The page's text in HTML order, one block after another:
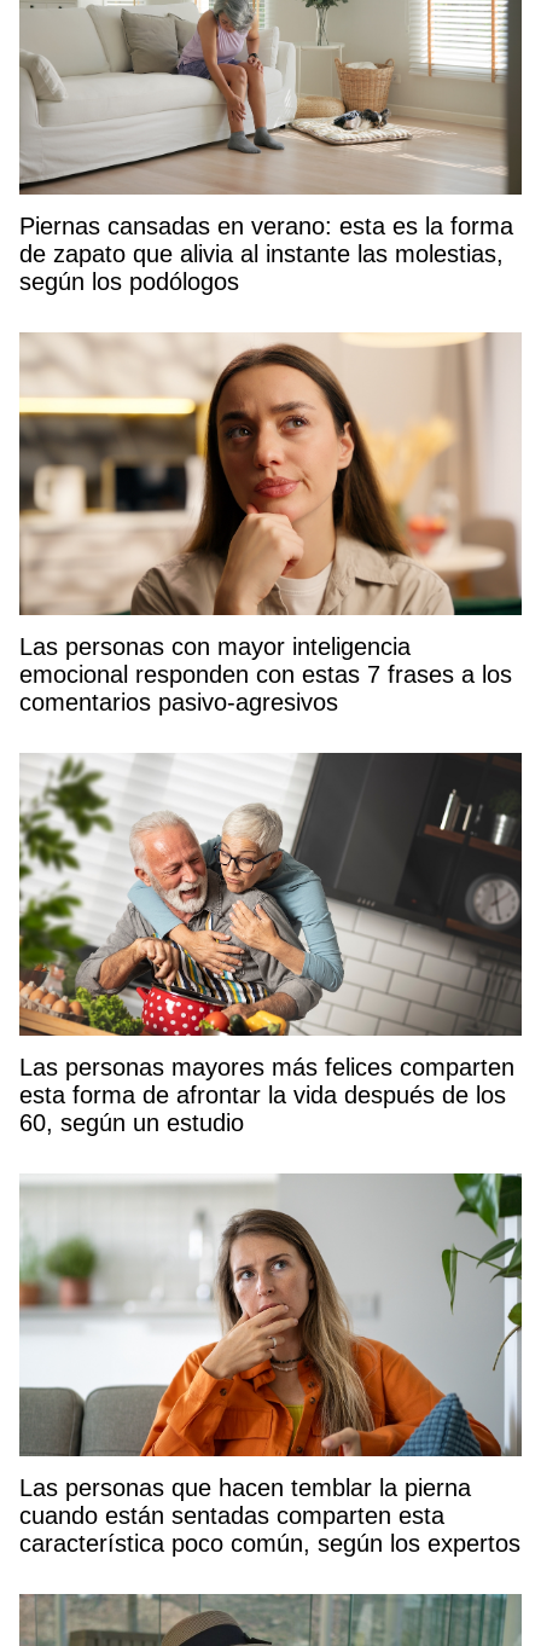
Piernas cansadas en verano: esta es la forma
de zapato que alivia al instante las molestias,
según los podólogos
Las personas con mayor inteligencia
emocional responden con estas 7 frases a los
comentarios pasivo-agresivos
Las personas mayores más felices comparten
esta forma de afrontar la vida después de los
60, según un estudio
Las personas que hacen temblar la pierna
cuando están sentadas comparten esta
característica poco común, según los expertos